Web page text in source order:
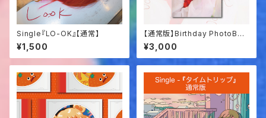
Single『LO-OK』【通常】
¥1,500
【通常版】Birthday PhotoBoo
k「愛してる？」
¥3,000